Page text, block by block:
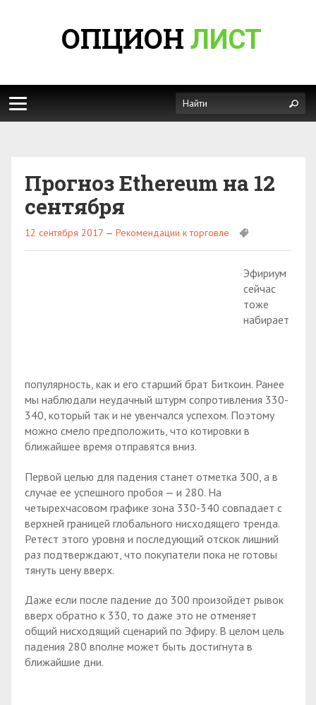
ОПЦИОН ЛИСТ
Прогноз Ethereum на 12
сентября
12 сентября 2017 — Рекомендации к торговле
Эфириум
сейчас
тоже
набирает
популярность, как и его старший брат Биткоин. Ранее
мы наблюдали неудачный штурм сопротивления 330-
340, который так и не увенчался успехом. Поэтому
можно смело предположить, что котировки в
ближайшее время отправятся вниз.
Первой целью для падения станет отметка 300, а в
случае ее успешного пробоя — и 280. На
четырехчасовом графике зона 330-340 совпадает с
верхней границей глобального нисходящего тренда.
Ретест этого уровня и последующий отскок лишний
раз подтверждают, что покупатели пока не готовы
тянуть цену вверх.
Даже если после падение до 300 произойдет рывок
вверх обратно к 330, то даже это не отменяет
общий нисходящий сценарий по Эфиру. В целом цель
падения 280 вполне может быть достигнута в
ближайшие дни.